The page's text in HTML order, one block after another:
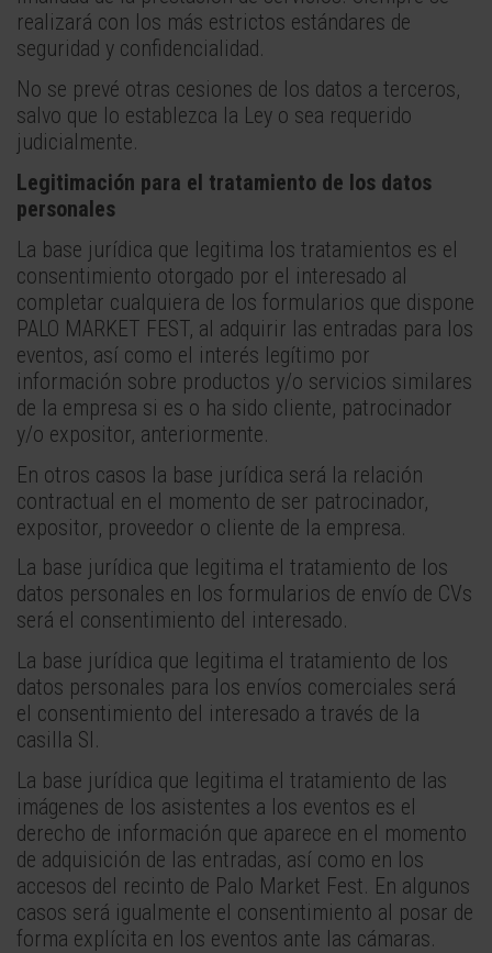
realizará con los más estrictos estándares de
seguridad y confidencialidad.
No se prevé otras cesiones de los datos a terceros,
salvo que lo establezca la Ley o sea requerido
judicialmente.
Legitimación para el tratamiento de los datos
personales
La base jurídica que legitima los tratamientos es el
consentimiento otorgado por el interesado al
completar cualquiera de los formularios que dispone
PALO MARKET FEST, al adquirir las entradas para los
eventos, así como el interés legítimo por
información sobre productos y/o servicios similares
de la empresa si es o ha sido cliente, patrocinador
y/o expositor, anteriormente.
En otros casos la base jurídica será la relación
contractual en el momento de ser patrocinador,
expositor, proveedor o cliente de la empresa.
La base jurídica que legitima el tratamiento de los
datos personales en los formularios de envío de CVs
será el consentimiento del interesado.
La base jurídica que legitima el tratamiento de los
datos personales para los envíos comerciales será
el consentimiento del interesado a través de la
casilla SI.
La base jurídica que legitima el tratamiento de las
imágenes de los asistentes a los eventos es el
derecho de información que aparece en el momento
de adquisición de las entradas, así como en los
accesos del recinto de Palo Market Fest. En algunos
casos será igualmente el consentimiento al posar de
forma explícita en los eventos ante las cámaras.